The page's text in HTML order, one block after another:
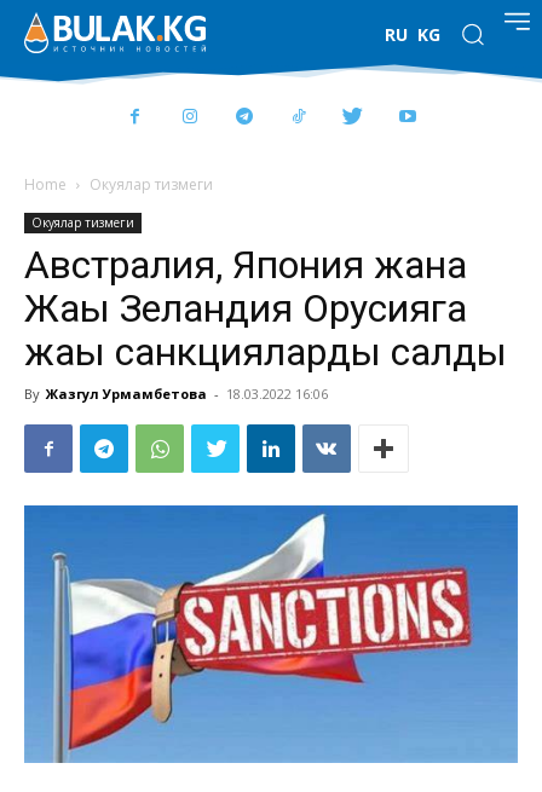
RU KG
Home Окуялар тизмеги
Окуялар тизмеги
Австралия, Япония жана
Жаңы Зеландия Орусияга
жаңы санкцияларды салды
By Жазгул Урмамбетова - 18.03.2022 16:06